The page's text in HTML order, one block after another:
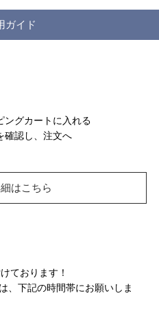
ガイド
グカートに入れる
確認し、注文へ
はこちら
ております！
、下記の時間帯にお願いしま